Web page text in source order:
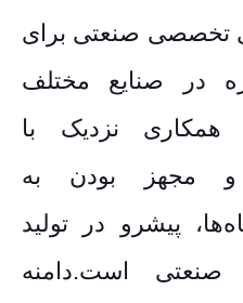
تخصصی صنعتی برای
در صنایع مختلف
نزدیک با
و مجهز بودن به
پیشرو در تولید
صنعتی است.دامنه